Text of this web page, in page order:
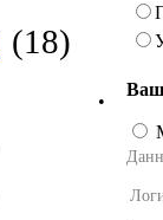
(18)
•